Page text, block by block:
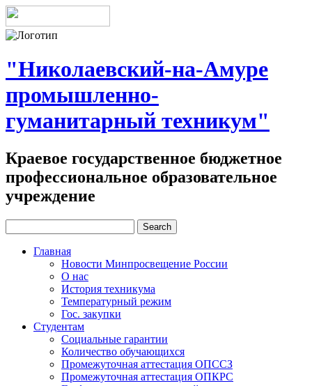
"Николаевский-на-Амуре
промышленно-
гуманитарный техникум"
Краевое государственное бюджетное
профессиональное образовательное
учреждение
Главная
Новости Минпросвещение России
О нас
История техникума
Температурный режим
Гос. закупки
Студентам
Социальные гарантии
Количество обучающихся
Промежуточная аттестация ОПССЗ
Промежуточная аттестация ОПКРС